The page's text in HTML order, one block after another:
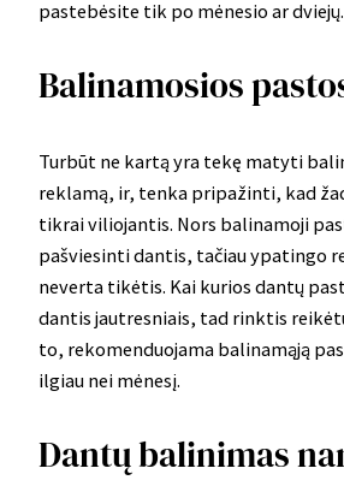
pastebėsite tik po mėnesio ar dviejų.
Balinamosios
Turbūt ne kartą yra tekę matyti
reklamą, ir, tenka pripažinti, kad
tikrai viliojantis. Nors balinamoji
pašviesinti dantis, tačiau ypatingo
neverta tikėtis. Kai kurios dantų
dantis jautresniais, tad rinktis
to, rekomenduojama balinamąją
ilgiau nei mėnesį.
Dantų balinimas